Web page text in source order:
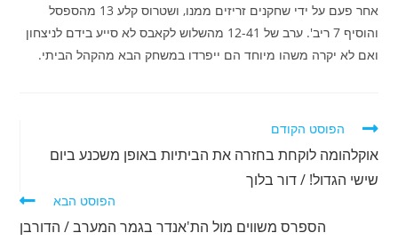
אחר פעם על ידי שחקנים זריזים ממנו, ושטרוס קלע 13 מהספסל
והוסיף 7 ריב'. ערב של 12-41 מהשלוש לקאבס לא סייע בידם לניצחון
ואם לא יקרה משהו מיוחד הם ייפרדו במשחק הבא מהקהל הביתי.
לקרוא
נוספים
הפוסט הקודם
אוקלהומה לוקחת בחזרה את הביתיות באופן משכנע ביום
שישי הגדול! / דור בלוך
הפוסט הבא
הספרס משווים מול הת'אנדר בגמר המערב / הדורבן